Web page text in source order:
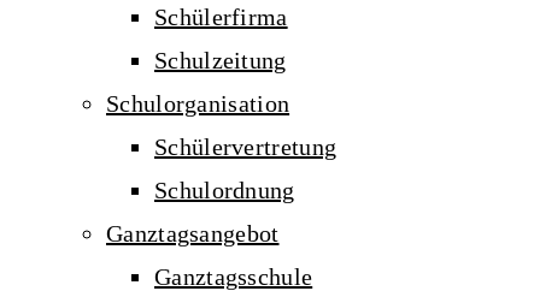
Schülerfirma
Schulzeitung
Schulorganisation
Schülervertretung
Schulordnung
Ganztagsangebot
Ganztagsschule